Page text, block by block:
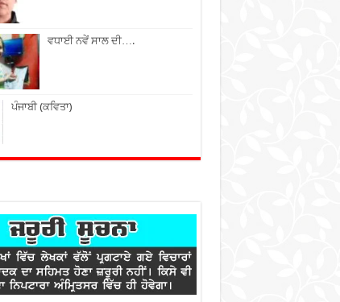
ਵਧਾਈ ਨਵੇਂ ਸਾਲ ਦੀ….
ਪੰਜਾਬੀ (ਕਵਿਤਾ)